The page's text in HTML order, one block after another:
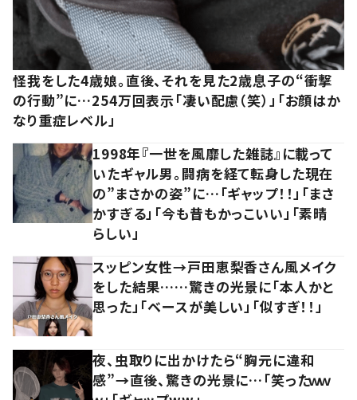
怪我をした4歳娘。直後、それを見た2歳息子の“衝撃
の行動”に…254万回表示「凄い配慮（笑）」「お顔はか
なり重症レベル」
1998年『一世を風靡した雑誌』に載って
いたギャル男。闘病を経て転身した現在
の”まさかの姿”に…「ギャップ！！」「まさ
かすぎる」「今も昔もかっこいい」「素晴
らしい」
スッピン女性→戸田恵梨香さん風メイク
をした結果……驚きの光景に「本人かと
思った」「ベースが美しい」「似すぎ！！」
夜、虫取りに出かけたら“胸元に違和
感”→直後、驚きの光景に…「笑ったｗｗ